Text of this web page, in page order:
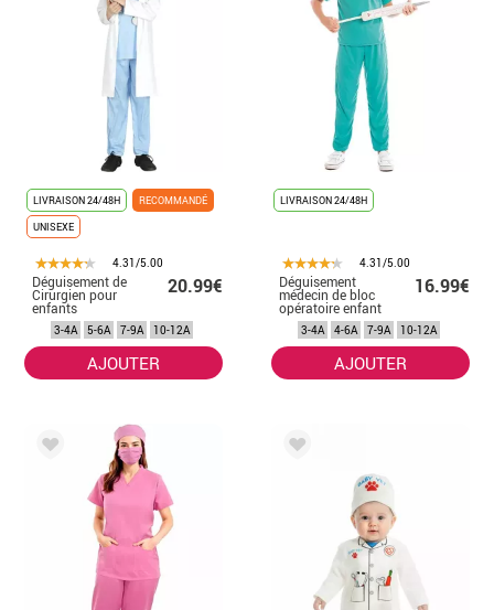
LIVRAISON 24/48H
RECOMMANDÉ
UNISEXE
4.31/5.00
Déguisement de
Cirurgien pour
enfants
20.99€
3-4A 5-6A 7-9A 10-12A
AJOUTER
LIVRAISON 24/48H
4.31/5.00
Déguisement
médecin de bloc
opératoire enfant
16.99€
3-4A 4-6A 7-9A 10-12A
AJOUTER